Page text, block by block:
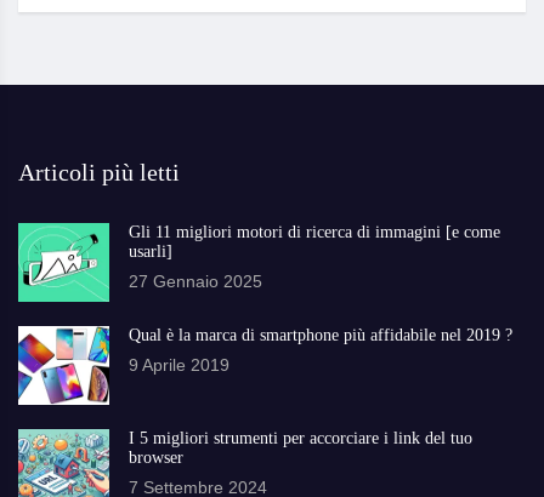
Articoli più letti
Gli 11 migliori motori di ricerca di immagini [e come
usarli]
27 Gennaio 2025
Qual è la marca di smartphone più affidabile nel 2019 ?
9 Aprile 2019
I 5 migliori strumenti per accorciare i link del tuo
browser
7 Settembre 2024